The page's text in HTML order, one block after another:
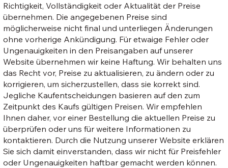
Richtigkeit, Vollständigkeit oder Aktualität der Preise
übernehmen. Die angegebenen Preise sind
möglicherweise nicht final und unterliegen Änderungen
ohne vorherige Ankündigung. Für etwaige Fehler oder
Ungenauigkeiten in den Preisangaben auf unserer
Website übernehmen wir keine Haftung. Wir behalten uns
das Recht vor, Preise zu aktualisieren, zu ändern oder zu
korrigieren, um sicherzustellen, dass sie korrekt sind.
Jegliche Kaufentscheidungen basieren auf den zum
Zeitpunkt des Kaufs gültigen Preisen. Wir empfehlen
Ihnen daher, vor einer Bestellung die aktuellen Preise zu
überprüfen oder uns für weitere Informationen zu
kontaktieren. Durch die Nutzung unserer Website erklären
Sie sich damit einverstanden, dass wir nicht für Preisfehler
oder Ungenauigkeiten haftbar gemacht werden können.